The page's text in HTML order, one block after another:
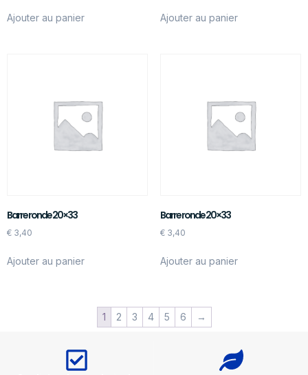
Ajouter au panier Ajouter au panier
Barre ronde 20×33
€ 3,40
Ajouter au panier
Barre ronde 20×33
€3,40
Ajouter au panier
1 2 3 4 5 6 →